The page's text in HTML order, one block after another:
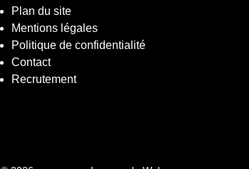
Plan du site
Mentions légales
Politique de confidentialité
Contact
Recrutement